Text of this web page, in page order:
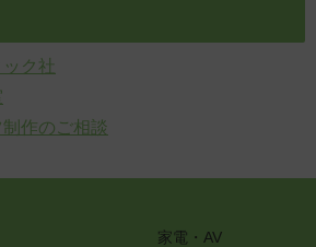
ク社
作のご相談
家電・AV